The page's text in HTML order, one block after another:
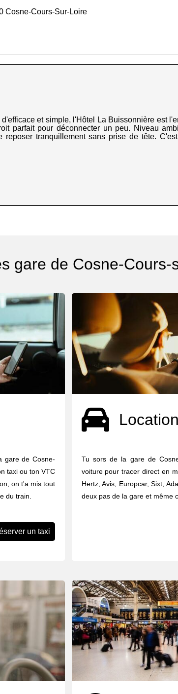
Cosne-Cours-Sur-Loire
et simple, l'Hôtel La Buissonnière est
parfait pour déconnecter un peu. Niveau
reposer tranquillement sans prise de tête.
gare de Cosne-Cours-
gare de Cosne-
taxi ou ton VTC
on t'a mis tout
du train.
un taxi
Tu sors de la gare de
voiture pour tracer direct en
Hertz, Avis, Europcar, Sixt,
deux pas de la gare et même